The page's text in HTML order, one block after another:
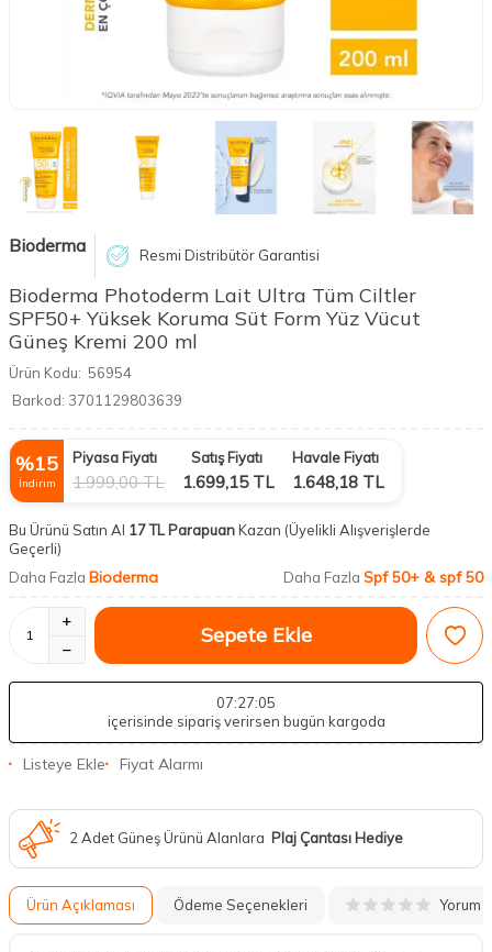
Bioderma Resmi Distribütör Garantisi
Bioderma Photoderm Lait Ultra Tüm Ciltler
SPF50+ Yüksek Koruma Süt Form Yüz Vücut
Güneş Kremi 200 ml
Ürün Kodu: 56954
Barkod: 3701129803639
%15
İndirim
Piyasa Fiyatı
1.999,00TL
Satış Fiyatı
1.699,15TL
Havale Fiyatı
1.648,18 TL
Bu Ürünü Satın Al 17 TL ParapuanKazan (Üyelikli Alışverişlerde
Geçerli)
Daha Fazla Bioderma Daha Fazla Spf 50+ & spf 50
Sepete Ekle
07:27:04
içerisinde sipariş verirsen bugün kargoda
Listeye Ekle Fiyat Alarmı
2 Adet Güneş Ürünü Alanlara Plaj Çantası Hediye
Ürün Açıklaması Ödeme Seçenekleri Yorum